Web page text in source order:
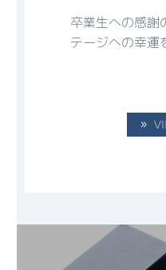
卒業生への感謝
テージへの幸運